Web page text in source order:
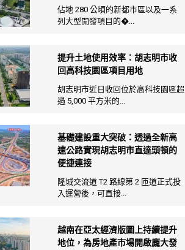
佔地 280 公頃的新都市區以及一系
列大型開發項目的�...
提升土地使用效率：胡志明市收
回高科技園區項目用地
胡志明市近日收回位於高科技園區超
過 5,000 平方米的...
基礎建設重大突破：透過全新高
速公路實現胡志明市直達頭頓的
便捷連接
隆城交流道 T2 路線第 2 匝道正式投
入運營後，可直接...
越南在亞太經濟版圖上持續提升
地位，為房地產市場開啟龐大發